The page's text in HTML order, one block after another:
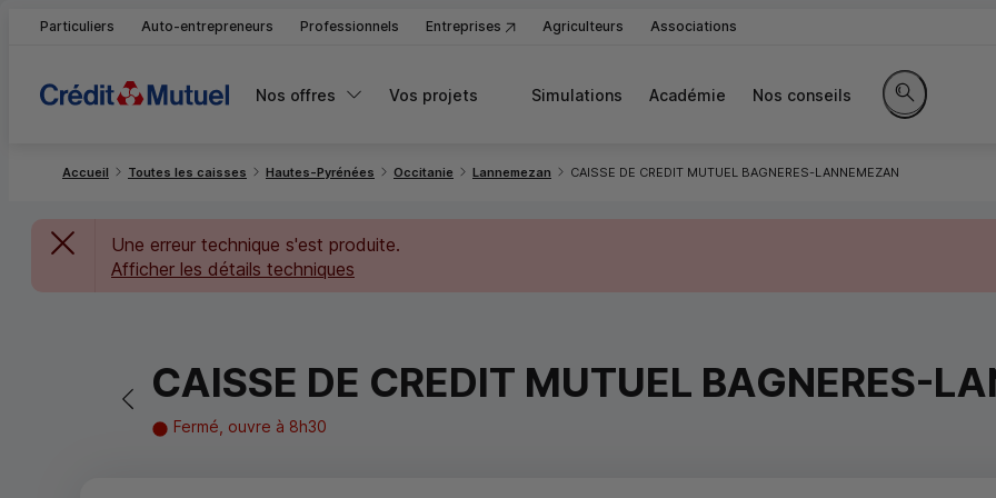
Particuliers Auto-entrepreneurs Professionnels Entreprises Agriculteurs Associations
Nos offres Vos projets Simulations Académie Nos conseils
Rechercher
Accueil Toutes les caisses Hautes-Pyrénées Occitanie Lannemezan CAISSE DE CREDIT MUTUEL BAGNERES-LANNEMEZAN
Une erreur technique s'est produite.
Afficher les détails techniques
Retour vers la page précédente
CAISSE DE CREDIT MUTUEL BAGNERES-
Fermé, ouvre à 8h30